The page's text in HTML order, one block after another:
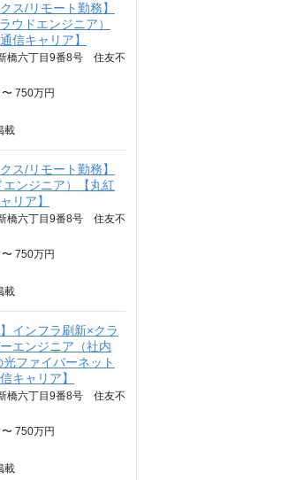
ス/リモート勤務】
ウドエンジニア）
信キャリア】
橋六丁目9番8号 住友不
750万円
載
ス/リモート勤務】
ンジニア）【丸紅
リア】
橋六丁目9番8号 住友不
750万円
載
インフラ刷新×クラ
エンジニア（社内
ファイバーネット
キャリア】
橋六丁目9番8号 住友不
750万円
載